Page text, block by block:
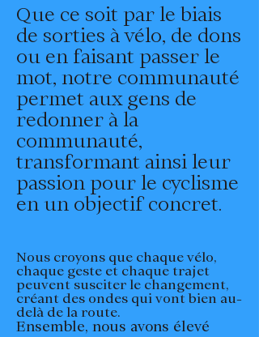
Que ce soit par le biais
de sorties à vélo, de dons
ou en faisant passer le
mot, notre communauté
permet aux gens de
redonner à la
communauté,
transformant ainsi leur
passion pour le cyclisme
en un objectif concret.
Nous croyons que chaque vélo,
chaque geste et chaque trajet
peuvent susciter le changement,
créant des ondes qui vont bien au-
delà de la route.
Ensemble, nous avons élevé